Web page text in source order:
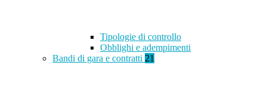
Tipologie di controllo
Obblighi e adempimenti
Bandi di gara e contratti 21